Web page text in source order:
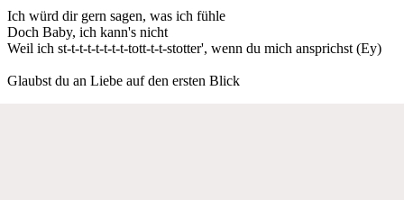
Ich würd dir gern sagen, was ich fühle
Doch Baby, ich kann's nicht
Weil ich st-t-t-t-t-t-t-t-tott-t-t-stotter', wenn du mich ansprichst (Ey)
Glaubst du an Liebe auf den ersten Blick